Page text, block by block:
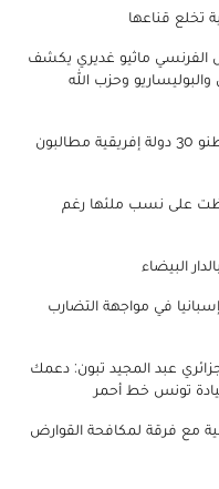
تخلع قناعها
ماثيو غديري يكشف
وحزب الله
تأشيرة الدخول للولايات المتحدة: مواطنو 30 دولة إفريقية مطالبون
على نسب ملئها رغم
البيضاء
في مواجهة التضارب
عبد المجيد تبون: دعمك
تونس خط أحمر
مع فرقة لمكافحة القوارض